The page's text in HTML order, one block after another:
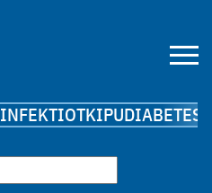
INFEKTIOTKIPUDIABETES